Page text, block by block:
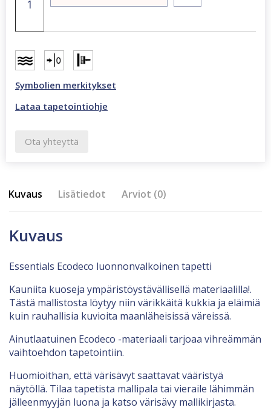
luonnonvalkoinen
määrä
Symbolien merkitykset
Lataa tapetointiohje
Ota yhteyttä
Kuvaus Lisätiedot Arviot (0)
Kuvaus
Essentials Ecodeco luonnonvalkoinen tapetti
Kauniita kuoseja ympäristöystävällisellä materiaalilla!.
Tästä mallistosta löytyy niin värikkäitä kukkia ja eläimiä
kuin rauhallisia kuvioita maanläheisissä väreissä.
Ainutlaatuinen Ecodeco -materiaali tarjoaa vihreämmän
vaihtoehdon tapetointiin.
Huomioithan, että värisävyt saattavat vääristyä
näytöllä. Tilaa tapetista mallipala tai vieraile lähimmän
jälleenmyyjän luona ja katso värisävy mallikirjasta.